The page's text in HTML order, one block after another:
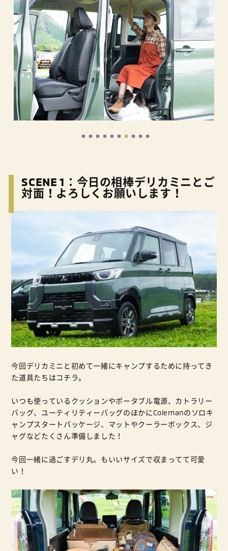
SCENE 1：今日の相棒デリカミニとご
対面！よろしくお願いします！
今回デリカミニと初めて一緒にキャンプするために持ってき
た道具たちはコチラ。
いつも使っているクッションやポータブル電源、カトラリー
バッグ、ユーティリティーバッグのほかにColemanのソロキ
ャンプスタートパッケージ、マットやクーラーボックス、ジ
ャグなどたくさん準備しました！
今回一緒に過ごすデリ丸。もいいサイズで収まってて可愛
い！